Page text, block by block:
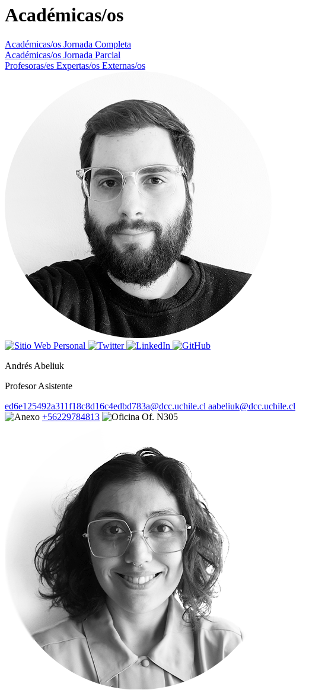
Académicas/os
Académicas/os Jornada Completa
Académicas/os Jornada Parcial
Profesoras/es Expertas/os Externas/os
Andrés Abeliuk
Profesor Asistente
ed6e125492a311f18c8d16c4edbd783a@dcc.uchile.cl aabeliuk@dcc.uchile.cl
+56229784813
Of. N305